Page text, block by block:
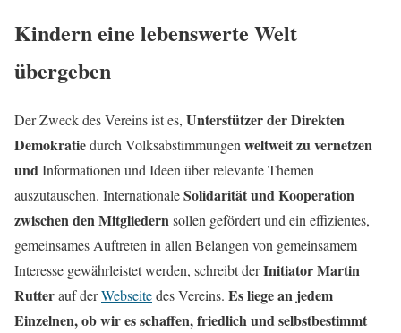
Kindern eine lebenswerte Welt
übergeben
Der Zweck des Vereins ist es, Unterstützer der Direkten
Demokratiedurch Volksabstimmungen weltweit zu vernetzen
und Informationen und Ideen über relevante Themen
auszutauschen. InternationaleSolidarität und Kooperation
zwischen den Mitgliedern sollen gefördert und ein effizientes,
gemeinsames Auftreten in allen Belangen von gemeinsamem
Interesse gewährleistet werden, schreibt derInitiator Martin
Rutterauf derWebseitedes Vereins. Es liege an jedem
Einzelnen, ob wir es schaffen, friedlich und selbstbestimmt